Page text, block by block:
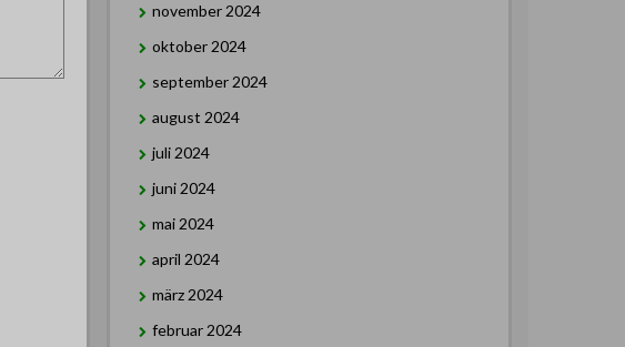
november 2024
oktober 2024
september 2024
august 2024
juli 2024
juni 2024
mai 2024
april 2024
märz 2024
februar 2024